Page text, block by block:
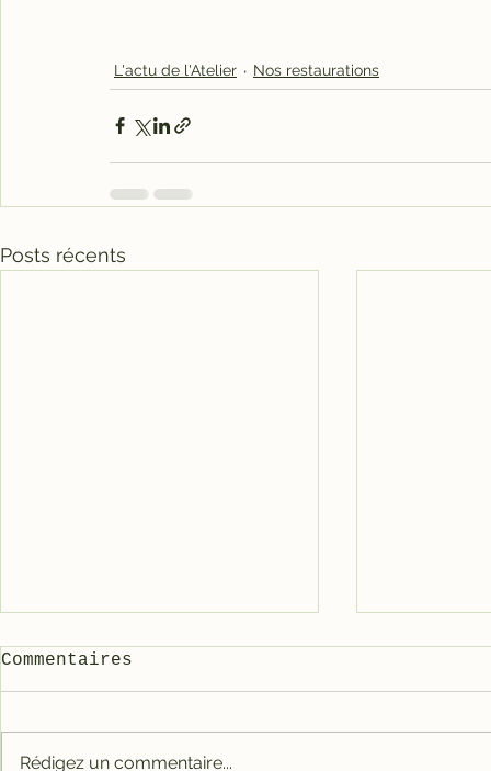
L'actu de l'Atelier Nos restaurations
Posts récents
Commentaires
Rédigez un commentaire...